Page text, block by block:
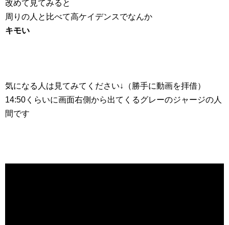
改めて見てみると
周りの人と比べて高ケイデンスでなんか
キモい
気になる人は見てみてください↓（勝手に動画を拝借）
14:50くらいに画面右側から出てくるグレーのジャージの人
間です